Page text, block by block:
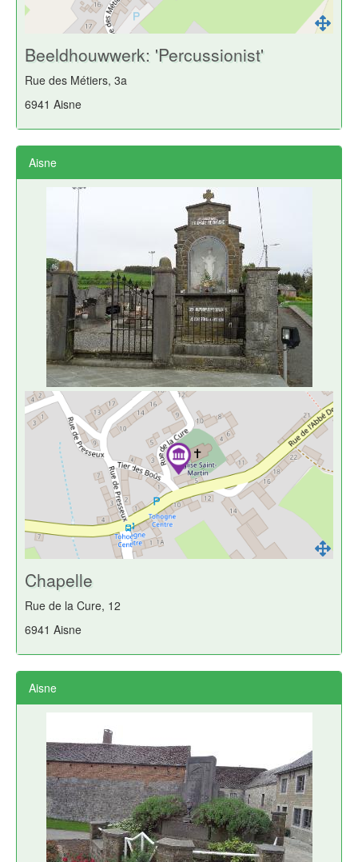
Beeldhouwwerk: 'Percussionist'
Rue des Métiers, 3a
6941 Aisne
Aisne
Chapelle
Rue de la Cure, 12
6941 Aisne
Aisne